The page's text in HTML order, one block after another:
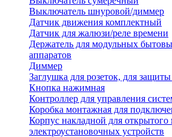
Выключатель шнуровой/диммер
Датчик движения комплектный
Датчик для жалюзи/реле времени
Держатель для модульных
аппаратов
Диммер
Заглушка для розеток, для защиты
Кнопка нажимная
Контроллер для управления
Коробка монтажная для
Корпус накладной для открытого
электроустановочных устройств